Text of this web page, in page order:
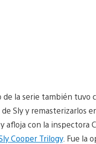
la serie también tuvo
Sly y remasterizarlos
afloja con la inspectora
Cooper Trilogy. Fue la